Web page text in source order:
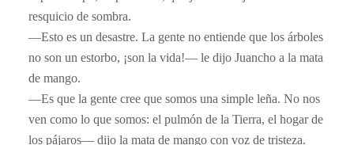
resquicio de sombra.
​—Esto es un desastre. La gente no entiende que los árboles
no son un estorbo, ¡son la vida!— le dijo Juancho a la mata
de mango.
​—Es que la gente cree que somos una simple leña. No nos
ven como lo que somos: el pulmón de la Tierra, el hogar de
los pájaros— dijo la mata de mango con voz de tristeza.